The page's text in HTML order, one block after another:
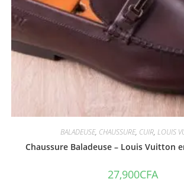
BALADEUSE, CHAUSSURE, CUIR, LOUIS
Chaussure Baladeuse – Louis Vuitton
27,900CFA